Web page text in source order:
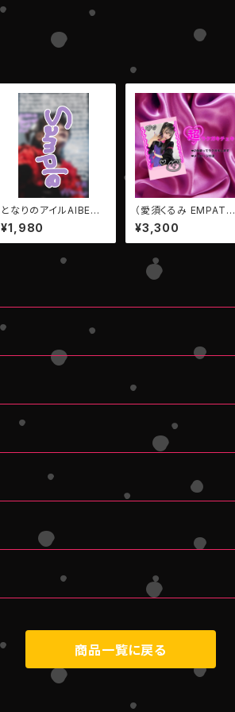
となりのアイルAIBECK
ツアーファイナル【デジ
タルメッセージPhoto】
¥1,980
（愛須くるみ EMPATH
Y）超ラクガキチェキ
¥3,300
商品一覧に戻る